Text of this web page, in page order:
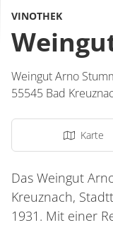
VINOTHEK
Weingut Arno
55545 Bad
Karte
Das Weingut
Kreuznach,
1931. Mit einer